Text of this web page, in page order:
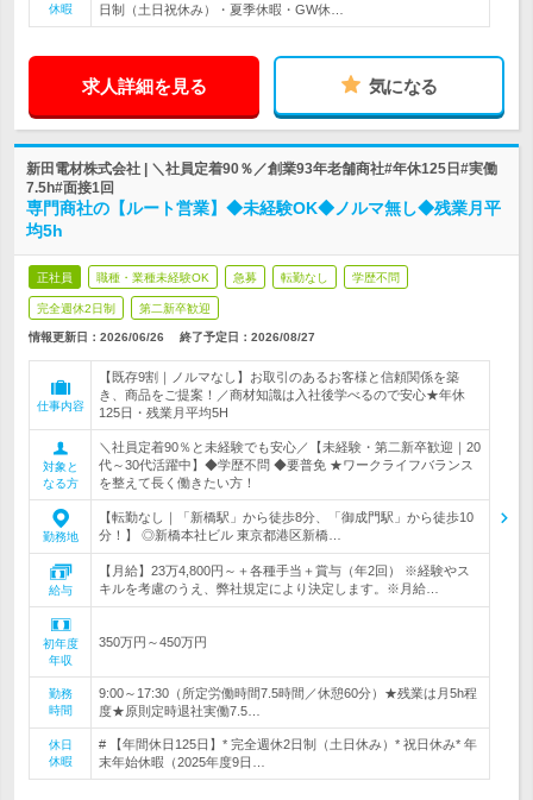
休暇
日制（土日祝休み）・夏季休暇・GW休…
求人詳細を見る 気になる
新田電材株式会社 | ＼社員定着90％／創業93年老舗商社#年休125日#実働
7.5h#面接1回
専門商社の【ルート営業】◆未経験OK◆ノルマ無し◆残業月平
均5h
正社員 職種・業種未経験OK 急募 転勤なし 学歴不問
完全週休2日制 第二新卒歓迎
情報更新日：2026/06/26 終了予定日： 2026/08/27
仕事内容
【既存9割｜ノルマなし】お取引のあるお客様と信頼関係を築
き、商品をご提案！／商材知識は入社後学べるので安心★年休
125日・残業月平均5H
対象と
なる方
＼社員定着90％と未経験でも安心／【未経験・第二新卒歓迎｜20
代～30代活躍中】◆学歴不問 ◆要普免 ★ワークライフバランス
を整えて長く働きたい方！
勤務地
【転勤なし｜「新橋駅」から徒歩8分、「御成門駅」から徒歩10
分！】 ◎新橋本社ビル 東京都港区新橋…
給与
【月給】23万4,800円～＋各種手当＋賞与（年2回） ※経験やス
キルを考慮のうえ、弊社規定により決定します。※月給…
初年度
年収
350万円～450万円
勤務
時間
9:00～17:30（所定労働時間7.5時間／休憩60分）★残業は月5h程
度★原則定時退社実働7.5…
休日
休暇
# 【年間休日125日】* 完全週休2日制（土日休み）* 祝日休み* 年
末年始休暇（2025年度9日…